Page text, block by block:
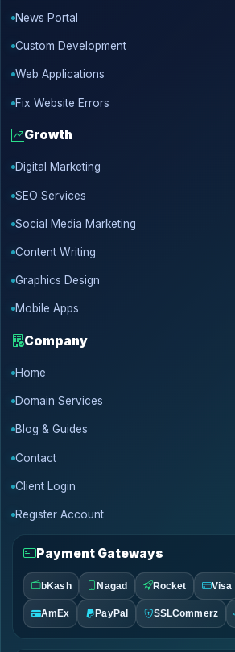
News Portal
Custom Development
Web Applications
Fix Website Errors
Growth
Digital Marketing
SEO Services
Social Media Marketing
Content Writing
Graphics Design
Mobile Apps
Company
Home
Domain Services
Blog & Guides
Contact
Client Login
Register Account
Payment Gateways
bKash Nagad Rocket Visa
AmEx PayPal SSLCommerz